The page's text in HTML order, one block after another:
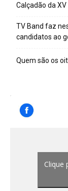
Calçadão da
TV Band faz
candidatos ao
Quem são os
Clique